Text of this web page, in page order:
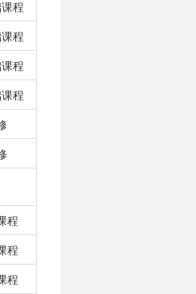
程
程
程
程
程
程
程